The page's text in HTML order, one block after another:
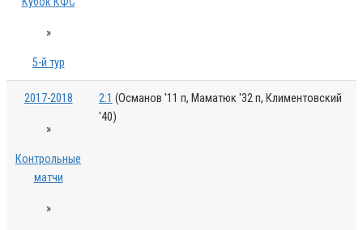
»
5-й тур
2017-2018
»
Контрольные
матчи
»
2:1 (Османов '11 п, Маматюк '32 п, Климентовский
'40)